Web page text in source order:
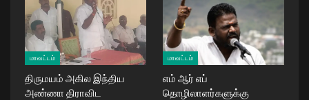
மாவட்டம்
திருமயம் அகில இந்திய
அண்ணா திராவிட
மாவட்டம்
எம் ஆர் எப்
தொழிலாளர்களுக்கு